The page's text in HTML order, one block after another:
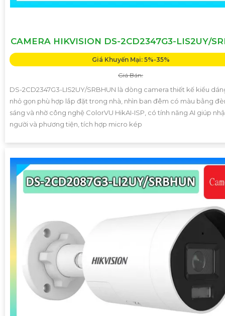
CAMERA HIKVISION DS-2CD2347G3-LIS2UY/
Giá Khuyến Mại: 5%-35%
Giá Bán:
DS-2CD2347G3-LIS2UY/SRBHUN là dòng camera thiết kế kiểu
nhỏ gọn phù hợp lắp đặt trong nhà, nhìn ban đêm có màu bằng
sáng và nhờ công nghệ ColorVU HikAI-ISP, có tính năng AI giúp
người và phương tiện, tích hợp micro kép